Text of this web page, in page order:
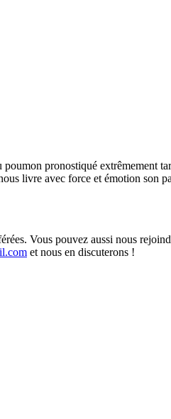
pronostiqué extrêmement
livre avec force et émotion son
Vous pouvez aussi nous
et nous en discuterons !